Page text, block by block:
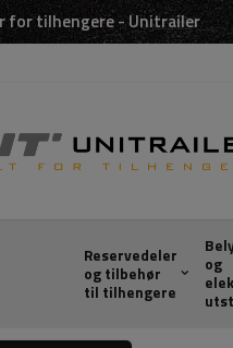
for tilhengere - Unitrailer
Reservedeler
og tilbehør
til tilhengere
og